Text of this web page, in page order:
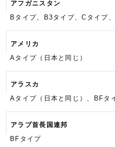
アフガニスタン
Bタイプ、B3タイプ、Cタイプ、
アメリカ
Aタイプ（日本と同じ）
アラスカ
Aタイプ（日本と同じ）、BFタ
アラブ首長国連邦
BFタイプ